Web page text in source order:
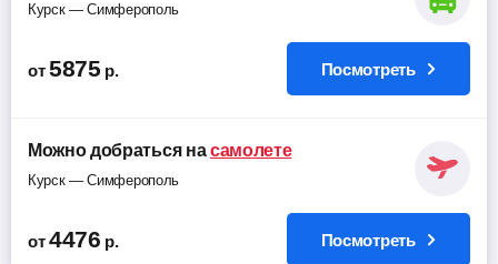
Курск — Симферополь
от5875 р. Посмотреть
Можно добраться насамолете
Курск — Симферополь
от4476 р. Посмотреть